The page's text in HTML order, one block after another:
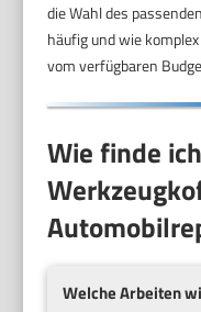
die Wahl des
häufig und wie
vom verfügbaren
Wie finde
Welche Arbeiten